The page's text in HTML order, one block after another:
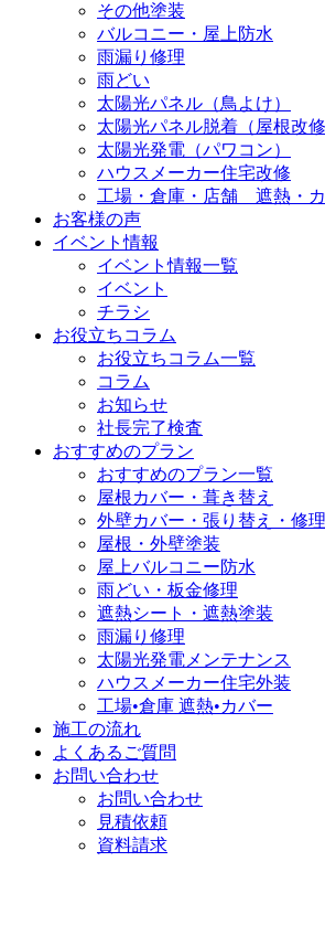
その他塗装
バルコニー・屋上防水
雨漏り修理
雨どい
太陽光パネル（鳥よけ）
太陽光パネル脱着（屋根改修
太陽光発電（パワコン）
ハウスメーカー住宅改修
工場・倉庫・店舗 遮熱・
お客様の声
イベント情報
イベント情報一覧
イベント
チラシ
お役立ちコラム
お役立ちコラム一覧
コラム
お知らせ
社長完了検査
おすすめのプラン
おすすめのプラン一覧
屋根カバー・葺き替え
外壁カバー・張り替え・修理
屋根・外壁塗装
屋上バルコニー防水
雨どい・板金修理
遮熱シート・遮熱塗装
雨漏り修理
太陽光発電メンテナンス
ハウスメーカー住宅外装
工場•倉庫 遮熱•カバー
施工の流れ
よくあるご質問
お問い合わせ
お問い合わせ
見積依頼
資料請求